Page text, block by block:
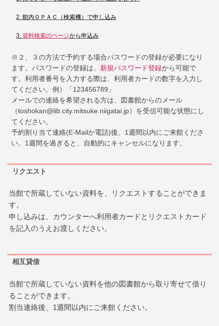
館内ＯＰＡＣ（検索機）で申し込み
資料検索のページから申込み
※２、３の方法で予約する場合パスワードの登録が必要になり
ます。パスワードの登録は、 新規パスワード登録から可能で
す。利用者番号を入力する際は、利用者カードの数字を入力し
てください。例）「123456789」
メールでの連絡を希望される方は、図書館からのメール
（toshokan@lib.city.mitsuke.niigatai.jp）を受信可能な状態にし
てください。
予約割り当て連絡(E-Mailか電話)後、1週間以内にご来館くださ
い。1週間を過ぎると、自動的にキャンセルになります。
リクエスト
当館で所蔵していない資料を、リクエストすることができま
す。
申し込みは、カウンターへ利用者カードとリクエストカード
を記入のうえお渡しください。
相互貸借
当館で所蔵していない資料を他の図書館から取り寄せて借り
ることができます。
割当連絡後、1週間以内にご来館ください。